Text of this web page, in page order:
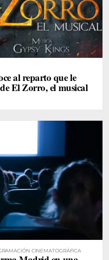
al reparto que le
El Zorro, el musical
CINEMATOGRÁFICA